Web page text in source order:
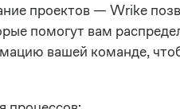
проектов — Wrike
помогут вам
вашей команде,